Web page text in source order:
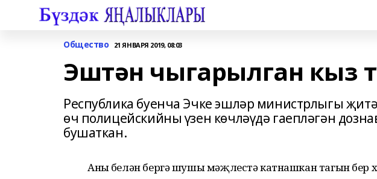
Общество 21 ЯНВАРЯ 2019, 08:03
Эштән чыгарылган кыз
Республика буенча Эчке эшләр министрлыгы
өч полицейскийны үзен көчләүдә гаепләгән
бушаткан.
Аның белән бергә шушы мәҗлестә катнашкан тагын бер